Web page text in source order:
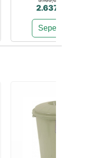
2.637,03 TL
Sepete Ekle